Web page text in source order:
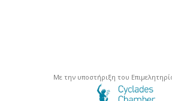
Με την υποστήριξη του